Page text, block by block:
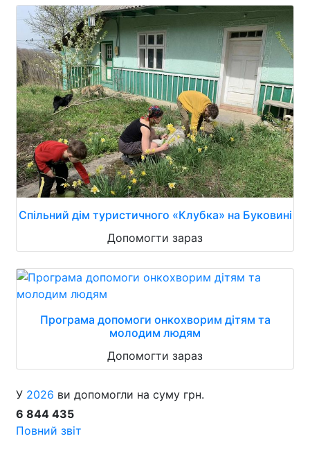
Спільний дім туристичного «Клубка» на Буковині
Допомогти зараз
Програма допомоги онкохворим дітям та
молодим людям
Допомогти зараз
У 2026 ви допомогли на суму грн.
6 844 435
Повний звіт